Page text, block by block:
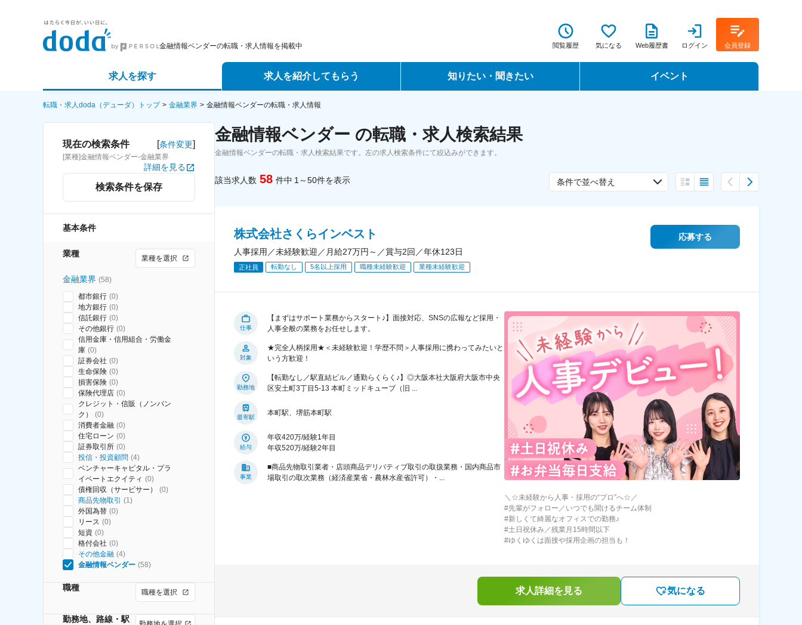
金融情報ベンダーの転職・求人情報を掲載中 閲覧履歴 気になる Web履歴書 ログイン 会員登録
求人を探す
詳細条件から探す
求人特集から探す
求人を紹介してもらう
エージェントサービス
スカウトサービス
知りたい・聞きたい
データで見る転職
イベント
転職・求人doda（デューダ）トップ 金融業界 金融情報ベンダーの転職・求人情報
現在の検索条件 [条件変更]
[業種]金融情報ベンダー-金融業界
詳細を見る
検索条件を保存
基本条件
業種 業種を選択
金融業界 (58)
都市銀行 (0)
地方銀行 (0)
信託銀行 (0)
その他銀行 (0)
信用金庫・信用組合・労働金
庫 (0)
証券会社 (0)
生命保険 (0)
損害保険 (0)
保険代理店 (0)
クレジット・信販（ノンバン
ク）
(0)
消費者金融 (0)
住宅ローン (0)
証券取引所 (0)
投信・投資顧問 (4)
ベンチャーキャピタル・プラ
イベートエクイティ (0)
債権回収（サービサー）
(0)
商品先物取引
(1)
外国為替 (0)
リース (0)
短資 (0)
格付会社 (0)
その他金融 (4)
金融情報ベンダー (58)
職種 職種を選択
勤務地、路線・駅
金融情報ベンダー の転職・求人検索結果
金融情報ベンダーの転職・求人検索結果です。左の求人検索条件にて絞込みができます。
該当求人数 58 件中 1～50件を表示 条件で並べ替え
株式会社さくらインベスト
人事採用／未経験歓迎／月給27万円～／賞与2回／年休123日
正社員 転勤なし 5名以上採用 職種未経験歓迎 業種未経験歓迎
応募する
仕事
【まずはサポート業務からスタート♪】面接対応、SNSの広報など採用・
人事全般の業務をお任せします。
対象
★完全人柄採用★＜未経験歓迎！学歴不問＞人事採用に携わってみたいと
いう方歓迎！
勤務地
【転勤なし／駅直結ビル／通勤らくらく♪】◎大阪本社大阪府大阪市中央
区安土町3丁目5-13 本町ミッドキューブ（旧 ...
最寄駅
本町駅、堺筋本町駅
給与
年収420万/経験1年目
年収520万/経験2年目
事業
■商品先物取引業者・店頭商品デリバティブ取引の取扱業務・国内商品市
場取引の取次業務（経済産業省・農林水産省許可）・...
＼☆未経験から人事・採用の“プロ”へ☆／
#先輩がフォロー／いつでも聞けるチーム体制
#新しくて綺麗なオフィスでの勤務♪
#土日祝休み／残業月15時間以下
#ゆくゆくは面接や採用企画の担当も！
求人詳細を見る 気になる